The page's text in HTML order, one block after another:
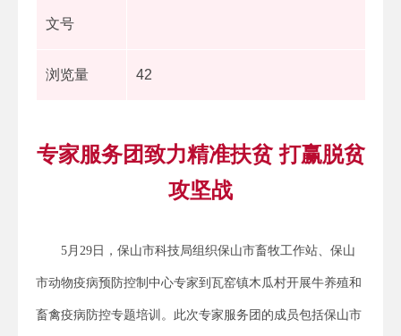
文号
浏览量 42
专家服务团致力精准扶贫 打赢脱贫
攻坚战
5月29日，保山市科技局组织保山市畜牧工作站、保山
市动物疫病预防控制中心专家到瓦窑镇木瓜村开展牛养殖和
畜禽疫病防控专题培训。此次专家服务团的成员包括保山市